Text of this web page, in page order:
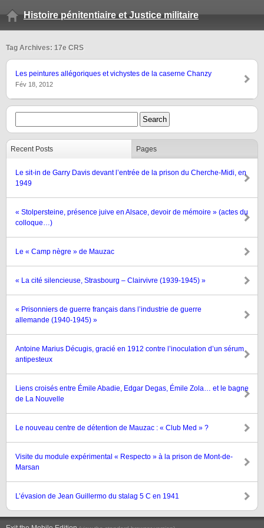
Histoire pénitentiaire et Justice militaire
Tag Archives: 17e CRS
Les peintures allégoriques et vichystes de la caserne Chanzy
Fév 18, 2012
Recent Posts Pages
Le sit-in de Garry Davis devant l’entrée de la prison du Cherche-Midi, en
1949
« Stolpersteine, présence juive en Alsace, devoir de mémoire » (actes du
colloque…)
Le « Camp nègre » de Mauzac
« La cité silencieuse, Strasbourg – Clairvivre (1939-1945) »
« Prisonniers de guerre français dans l’industrie de guerre
allemande (1940-1945) »
Antoine Marius Décugis, gracié en 1912 contre l’inoculation d’un sérum
antipesteux
Liens croisés entre Émile Abadie, Edgar Degas, Émile Zola… et le bagne
de La Nouvelle
Le nouveau centre de détention de Mauzac : « Club Med » ?
Visite du module expérimental « Respecto » à la prison de Mont-de-
Marsan
L’évasion de Jean Guillermo du stalag 5 C en 1941